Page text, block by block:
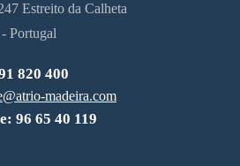
Estreito da Calheta
Portugal
820 400
madeira.com
96 65 40 119